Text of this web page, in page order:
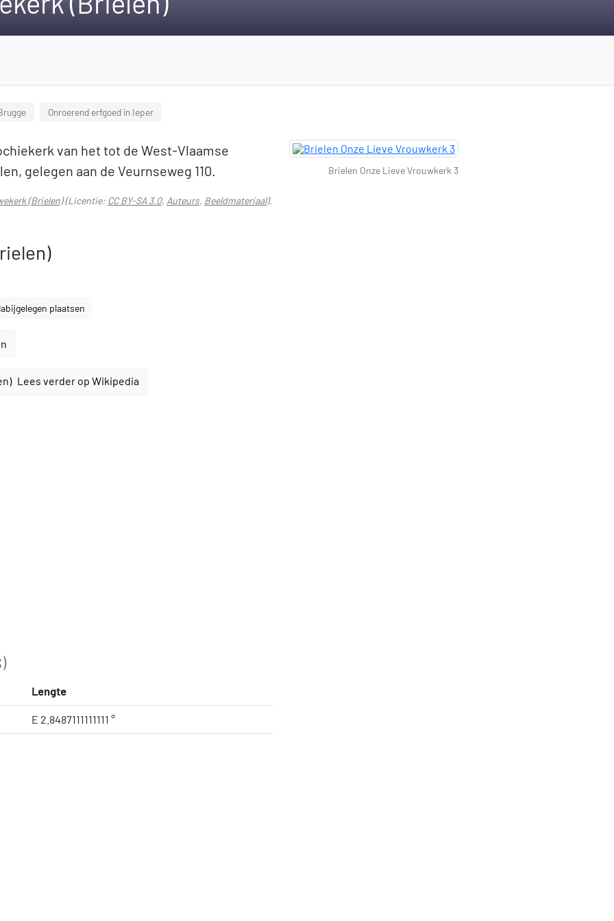
Onroerend erfgoed in Ieper
van het tot de West-Vlaamse
gelegen aan de Veurnseweg 110.
(Brielen)(Licentie: CC BY-SA 3.0, Auteurs, Beeldmateriaal).
plaatsen
Lees verder op Wikipedia
Lengte
E 2.8487111111111 °
Brielen Onze Lieve Vrouwkerk 3